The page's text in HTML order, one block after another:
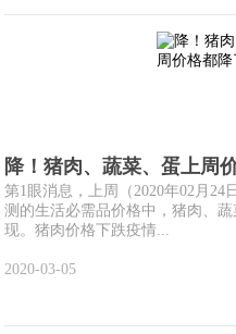
降！猪肉、蔬菜、蛋上周
第1眼消息，上周（2020年02月
测的生活必需品价格中，猪肉、
现。猪肉价格下跌疫情...
2020-03-05